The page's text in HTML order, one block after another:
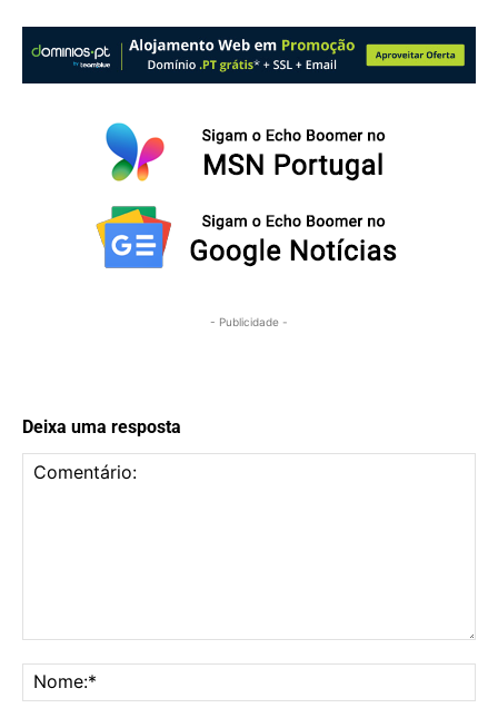
- Publicidade -
Deixa uma resposta